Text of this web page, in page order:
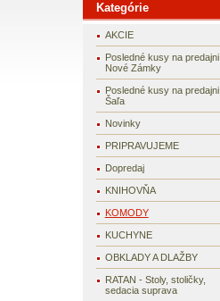
Kategórie
AKCIE
Posledné kusy na predajni
Nové Zámky
Posledné kusy na predajni
Šaľa
Novinky
PRIPRAVUJEME
Dopredaj
KNIHOVŇA
KOMODY
KUCHYNE
OBKLADY A DLAŽBY
RATAN - Stoly, stoličky,
sedacia suprava